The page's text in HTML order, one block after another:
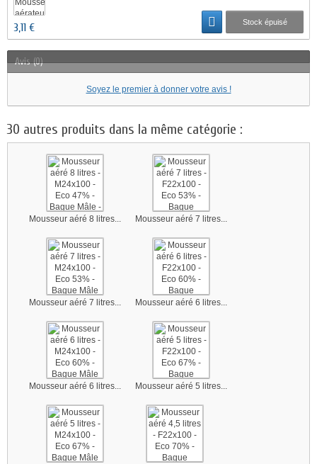
3,11 € Stock épuisé
Avis (0)
Soyez le premier à donner votre avis !
30 autres produits dans la même catégorie :
Mousseur aéré 8 litres... Mousseur aéré 7 litres...
Mousseur aéré 7 litres... Mousseur aéré 6 litres...
Mousseur aéré 6 litres... Mousseur aéré 5 litres...